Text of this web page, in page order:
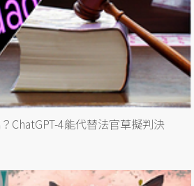
ChatGPT-4能代替法官草擬判決